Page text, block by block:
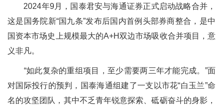
2024年9月，国泰君安与海通证券正式启动战略合并，
这是国务院新“国九条”发布后国内首例头部券商整合，是中
国资本市场史上规模最大的A+H双边市场吸收合并项目，意
义非凡。
“如此复杂的重组项目，至少需要两三年才能完成。”面
对国际投行的预判，国泰海通组建了一支以市花“白玉兰”命
名的攻坚团队，其中不乏青年锐意探索、砥砺奋斗的身影，